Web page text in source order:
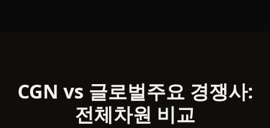
CGN vs 글로벌주요 경쟁사:
전체차원 비교